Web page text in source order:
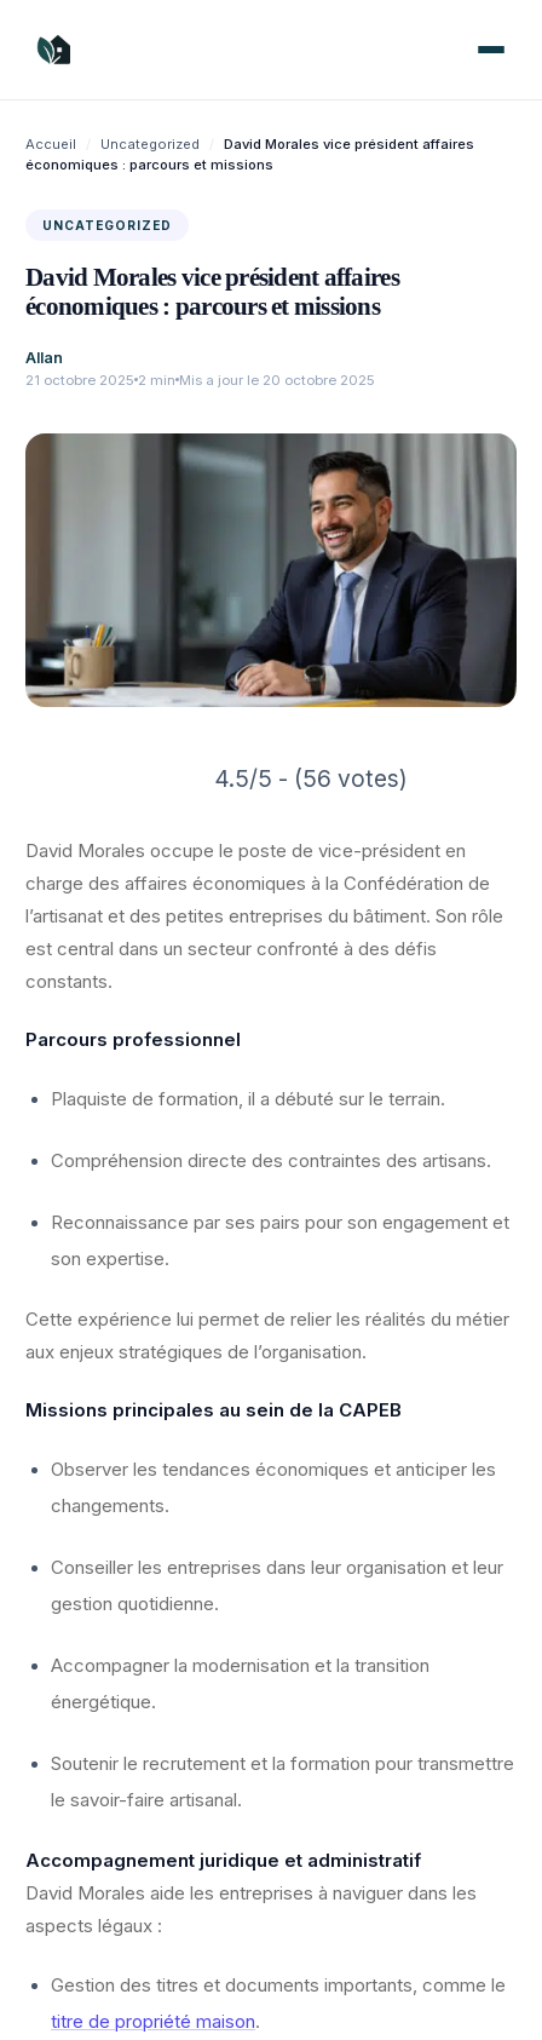
contenu
Accueil / Uncategorized /
David Morales vice président affaires
économiques : parcours et missions
UNCATEGORIZED
David Morales vice président affaires
économiques : parcours et missions
Allan
21 octobre 2025 2 min Mis a jour le 20 octobre 2025
4.5/5 - (56 votes)
David Morales occupe le poste de vice-président en
charge des affaires économiques à la Confédération de
l’artisanat et des petites entreprises du bâtiment. Son rôle
est central dans un secteur confronté à des défis
constants.
Parcours professionnel
Plaquiste de formation, il a débuté sur le terrain.
Compréhension directe des contraintes des artisans.
Reconnaissance par ses pairs pour son engagement et
son expertise.
Cette expérience lui permet de relier les réalités du métier
aux enjeux stratégiques de l’organisation.
Missions principales au sein de la CAPEB
Observer les tendances économiques et anticiper les
changements.
Conseiller les entreprises dans leur organisation et leur
gestion quotidienne.
Accompagner la modernisation et la transition
énergétique.
Soutenir le recrutement et la formation pour transmettre
le savoir-faire artisanal.
Accompagnement juridique et administratif
David Morales aide les entreprises à naviguer dans les
aspects légaux :
Gestion des titres et documents importants, comme le
titre de propriété maison.